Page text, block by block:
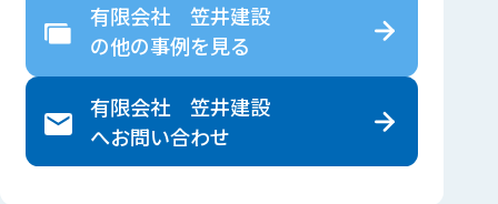
有限会社 笠井建設
の他の事例を見る
有限会社 笠井建設
へお問い合わせ